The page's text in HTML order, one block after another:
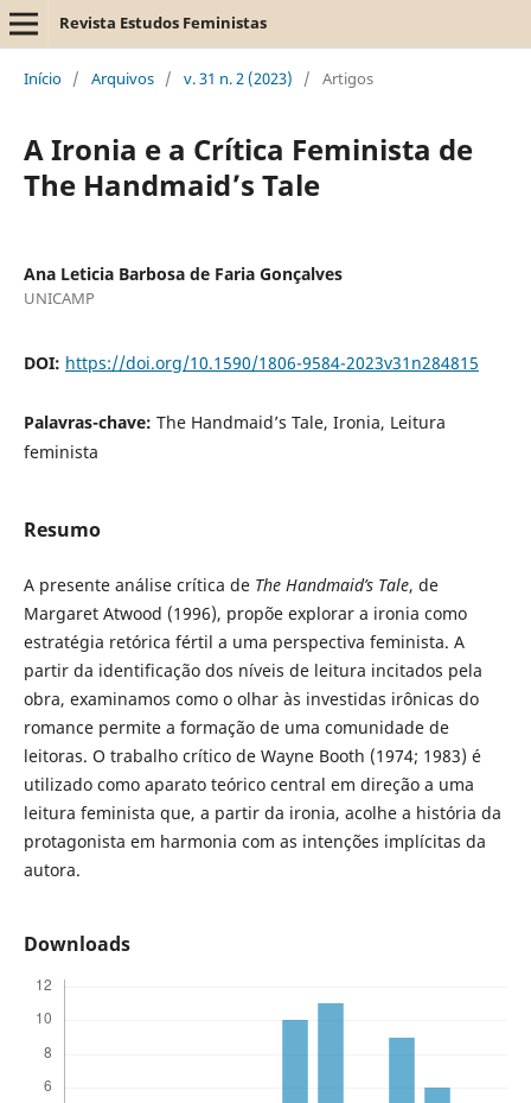
Revista Estudos Feministas
Início / Arquivos / v. 31 n. 2 (2023) / Artigos
A Ironia e a Crítica Feminista de
The Handmaid’s Tale
Ana Leticia Barbosa de Faria Gonçalves
UNICAMP
DOI: https://doi.org/10.1590/1806-9584-2023v31n284815
Palavras-chave: The Handmaid’s Tale, Ironia, Leitura
feminista
Resumo
A presente análise crítica de The Handmaid’s Tale, de
Margaret Atwood (1996), propõe explorar a ironia como
estratégia retórica fértil a uma perspectiva feminista. A
partir da identificação dos níveis de leitura incitados pela
obra, examinamos como o olhar às investidas irônicas do
romance permite a formação de uma comunidade de
leitoras. O trabalho crítico de Wayne Booth (1974; 1983) é
utilizado como aparato teórico central em direção a uma
leitura feminista que, a partir da ironia, acolhe a história da
protagonista em harmonia com as intenções implícitas da
autora.
Downloads